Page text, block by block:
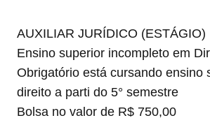
AUXILIAR JURÍDICO (ESTÁGIO)
Ensino superior incompleto em
Obrigatório está cursando ensino
direito a parti do 5° semestre
Bolsa no valor de R$ 750,00